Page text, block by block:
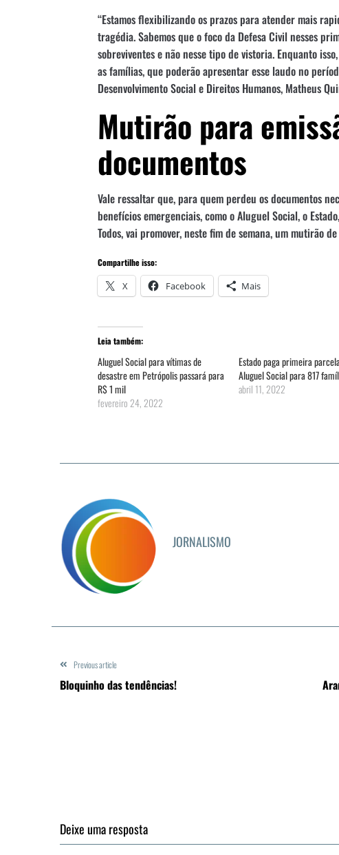
“Estamos flexibilizando os prazos para atender mais
tragédia. Sabemos que o foco da Defesa Civil nesses
sobreviventes e não nesse tipo de vistoria. Enquanto
as famílias, que poderão apresentar esse laudo no
Desenvolvimento Social e Direitos Humanos, Matheus
Mutirão para
documentos
Vale ressaltar que, para quem perdeu os documentos
benefícios emergenciais, como o Aluguel Social, o
Todos, vai promover, neste fim de semana, um mutirão
Compartilhe isso:
X Facebook Mais
Leia também:
Aluguel Social para vítimas de
desastre em Petrópolis passará para
R$ 1 mil
fevereiro 24, 2022
Estado paga primeira
Aluguel Social para 817
abril 11, 2022
JORNALISMO
Previous article
Bloquinho das tendências!
Deixe uma resposta